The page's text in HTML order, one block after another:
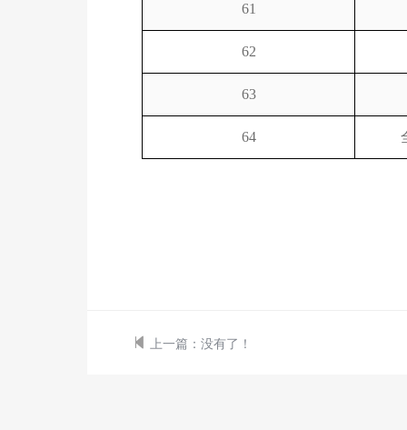
61
62
63
64
上一篇： 没有了！